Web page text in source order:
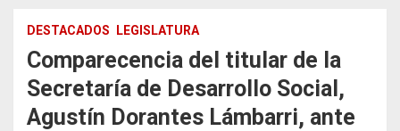
DESTACADOS LEGISLATURA
Comparecencia del titular de la
Secretaría de Desarrollo Social,
Agustín Dorantes Lámbarri, ante